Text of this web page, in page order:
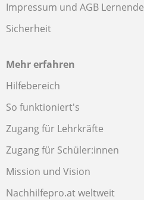
Impressum und AGB Lernende
Sicherheit
Mehr erfahren
Hilfebereich
So funktioniert's
Zugang für Lehrkräfte
Zugang für Schüler:innen
Mission und Vision
Nachhilfepro.at weltweit